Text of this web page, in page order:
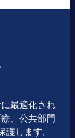
最適化され
、公共部門
します。